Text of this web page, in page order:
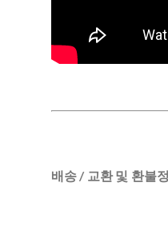
배송 / 교환 및 환불